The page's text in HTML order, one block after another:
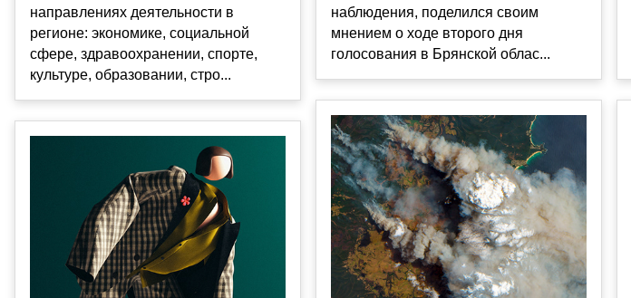
направлениях деятельности в
регионе: экономике, социальной
сфере, здравоохранении, спорте,
культуре, образовании, стро...
наблюдения, поделился своим
мнением о ходе второго дня
голосования в Брянской облас...